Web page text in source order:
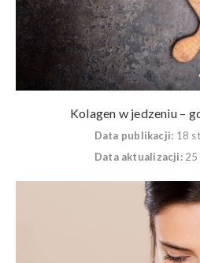
Kolagen w jedzeniu –
Data publikacji: 18
Data aktualizacji: 25